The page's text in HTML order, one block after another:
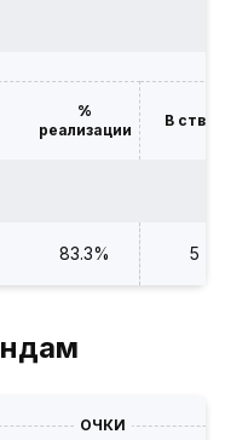
%
реализации
В створ
83.3% 5
ОЧКИ